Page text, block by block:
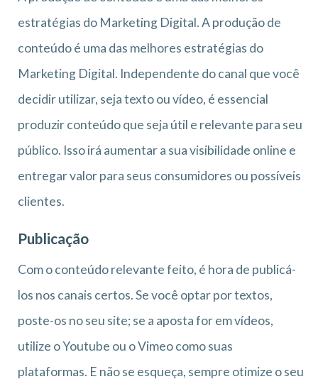
estratégias do Marketing Digital. A produção de
conteúdo é uma das melhores estratégias do
Marketing Digital. Independente do canal que você
decidir utilizar, seja texto ou vídeo, é essencial
produzir conteúdo que seja útil e relevante para seu
público. Isso irá aumentar a sua visibilidade online e
entregar valor para seus consumidores ou possíveis
clientes.
Publicação
Com o conteúdo relevante feito, é hora de publicá-
los nos canais certos. Se você optar por textos,
poste-os no seu site; se a aposta for em vídeos,
utilize o Youtube ou o Vimeo como suas
plataformas. E não se esqueça, sempre otimize o seu